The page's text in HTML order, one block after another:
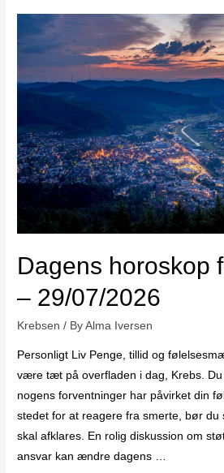
Dagens horoskop
– 29/07/2026
Krebsen / ByAlma Iversen
Personligt Liv Penge, tillid og
være tæt på overfladen i dag, Krebs.
nogens forventninger har påvirket din
stedet for at reagere fra smerte, bør du
skal afklares. En rolig diskussion om
ansvar kan ændre dagens …